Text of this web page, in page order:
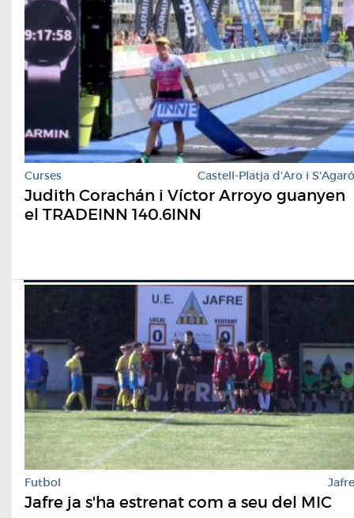
Curses Castell-Platja d'Aro i S'Agaró
Judith Corachán i Víctor Arroyo guanyen
el TRADEINN 140.6INN
Futbol Jafre
Jafre ja s'ha estrenat com a seu del MIC